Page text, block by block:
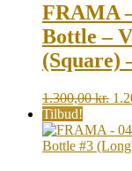
FRAMA
Bottle –
(Square)
1.300,00kr.
Tilbud!